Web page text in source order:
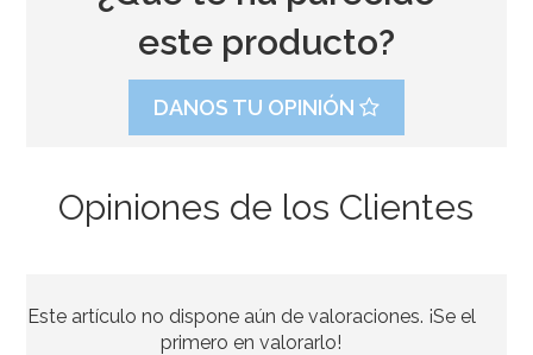
2,95€
este producto?
DANOS TU OPINIÓN
Opiniones de los Clientes
Este artículo no dispone aún de valoraciones. ¡Se el
primero en valorarlo!